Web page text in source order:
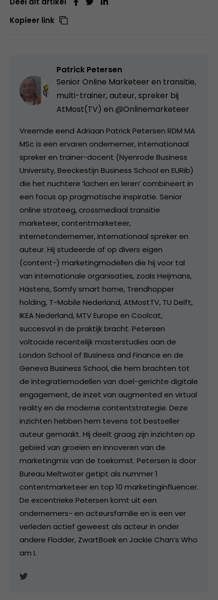
Kopieer link
Patrick Petersen
Senior Online Marketeer en transitie,
multi-trainer, auteur, spreker bij
AtMost(TV) en @Onlinemarketeer
Vreemde eend Adriaan Patrick Petersen RDM MA
MSc is een ervaren ondernemer, internationaal
spreker en trainer-docent (Nyenrode Business
University, Beeckestijn Business School en EURib)
die het nuchtere ‘lachen en leren’ combineert in
een focus op pragmatische inspiratie. Senior
online strateeg, crossmediaal transitie
marketeer, contentmarketeer,
internetondernemer, internationaal spreker en
auteur. Hij studeerde af op divers eigen
(content-) marketingmodellen die hij voor tal
van internationale organisaties, zoals Heijmans,
Hästens, Somfy smart home, Trendhopper
holding, T-Mobile Nederland, AtMostTV, TU Delft,
IKEA Nederland, MTV Europe en Coolcat,
succesvol in de praktijk bracht. Petersen
voltooide recentelijk masterstudies aan de
London School of Business and Finance en de
Geneva Business School, die hem brachten tot
de integratiemodellen van doel-gerichte digitale
engagement, de inzet van augmented en virtual
reality en de moderne contentstrategie. Deze
inzichten hebben hem tevens tot bestseller
auteur gemaakt. Hij deelt graag zijn inzichten op
gebied van groeien en innoveren van de
marketingmix van de toekomst. Petersen is door
Bureau Meltwater getipt als nummer 1
contentmarketeer en top 10 marketinginfluencer.
De excentrieke Petersen komt uit een
ondernemers- en acteursfamilie en is een ver
verleden actief geweest als acteur in onder
andere Flodder, ZwartBoek en Jackie Chan’s Who
am I.